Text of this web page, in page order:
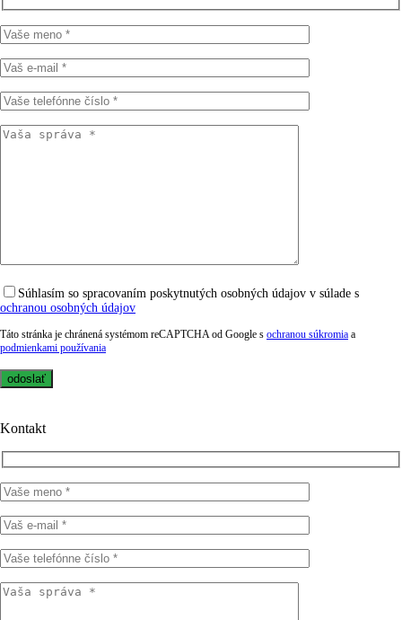
Súhlasím so spracovaním poskytnutých osobných údajov v súlade s
ochranou osobných údajov
Táto stránka je chránená systémom reCAPTCHA od Google s ochranou súkromia a
podmienkami používania
Kontakt